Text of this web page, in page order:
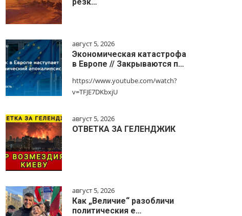
август 5, 2026
Экономическая катастрофа
в Европе // Закрываются п…
https://www.youtube.com/watch?
v=TFJE7DKbxjU
август 5, 2026
ОТВЕТКА ЗА ГЕЛЕНДЖИК
август 5, 2026
Как „Величие“ разобличи
политическия е…